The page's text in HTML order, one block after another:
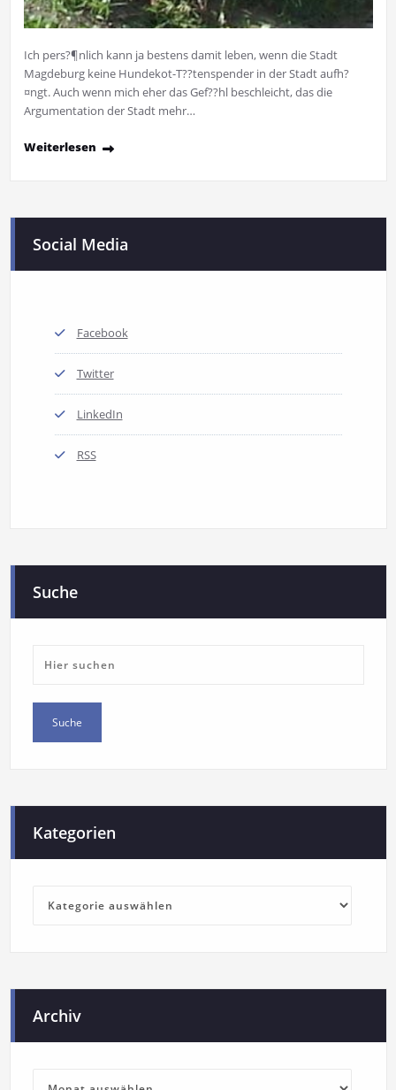
Ich pers?¶nlich kann ja bestens damit leben, wenn die Stadt
Magdeburg keine Hundekot-T??tenspender in der Stadt aufh?
¤ngt. Auch wenn mich eher das Gef??hl beschleicht, das die
Argumentation der Stadt mehr…
Weiterlesen
Social Media
Facebook
Twitter
LinkedIn
RSS
Suche
Kategorien
Archiv